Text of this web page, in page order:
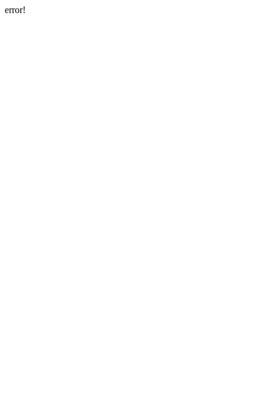
error!